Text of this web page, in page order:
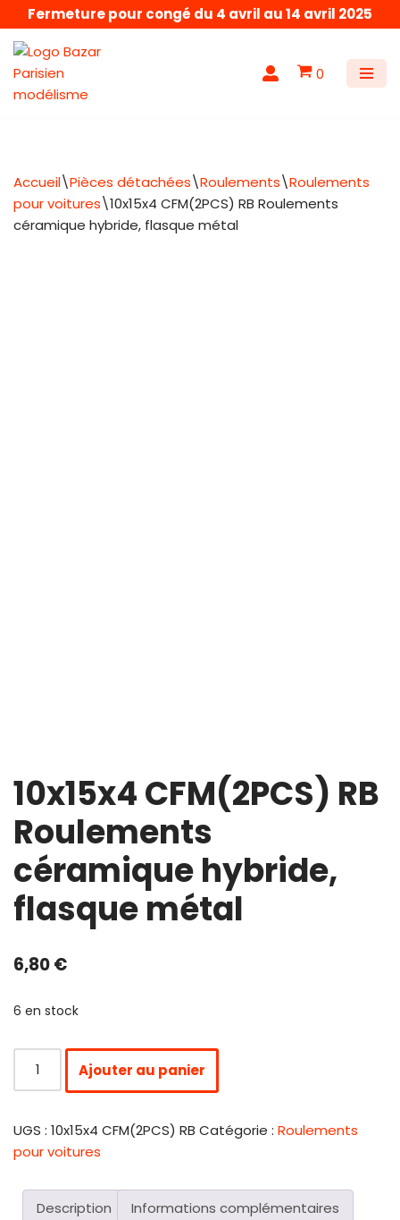
Aller
au
contenu
Fermeture pour congé du 4 avril au 14 avril 2025
0
Accueil\Pièces détachées\Roulements\Roulements
pour voitures\10x15x4 CFM(2PCS) RB Roulements
céramique hybride, flasque métal
10x15x4 CFM(2PCS) RB
Roulements
céramique hybride,
flasque métal
6,80€
6 en stock
Ajouter au panier
UGS : 10x15x4 CFM(2PCS) RB Catégorie : Roulements
pour voitures
Description
Informations complémentaires